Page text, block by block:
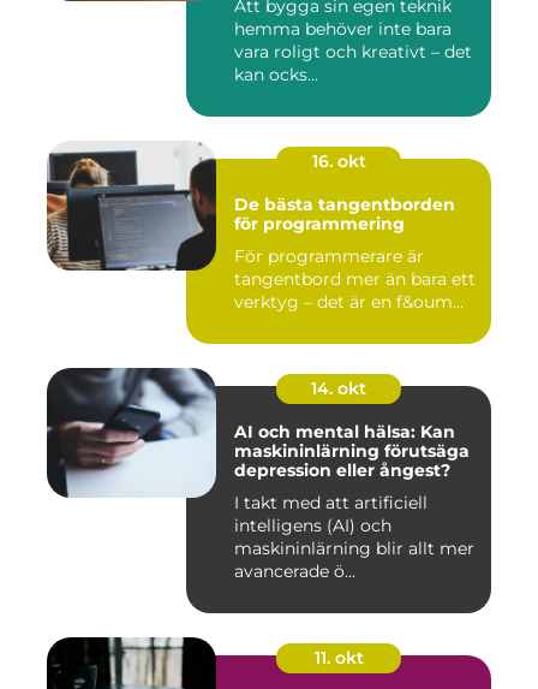
Att bygga sin egen teknik
hemma behöver inte bara
vara roligt och kreativt – det
kan ocks...
16. okt
De bästa tangentborden
för programmering
För programmerare är
tangentbord mer än bara ett
verktyg – det är en f&oum...
14. okt
AI och mental hälsa: Kan
maskininlärning förutsäga
depression eller ångest?
I takt med att artificiell
intelligens (AI) och
maskininlärning blir allt mer
avancerade ö...
11. okt